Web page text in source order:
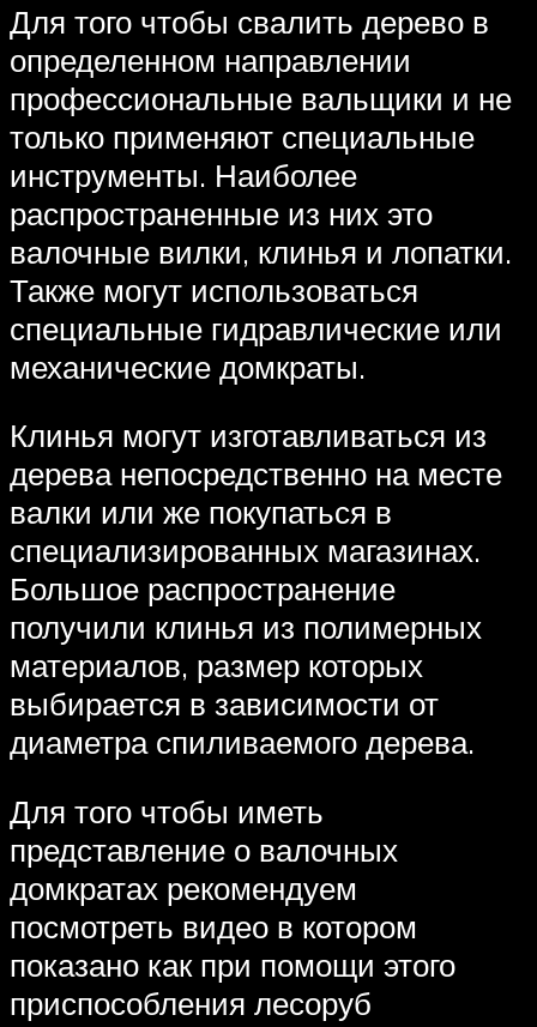
Для того чтобы свалить дерево в
определенном направлении
профессиональные вальщики и не
только применяют специальные
инструменты. Наиболее
распространенные из них это
валочные вилки, клинья и лопатки.
Также могут использоваться
специальные гидравлические или
механические домкраты.
Клинья могут изготавливаться из
дерева непосредственно на месте
валки или же покупаться в
специализированных магазинах.
Большое распространение
получили клинья из полимерных
материалов, размер которых
выбирается в зависимости от
диаметра спиливаемого дерева.
Для того чтобы иметь
представление о валочных
домкратах рекомендуем
посмотреть видео в котором
показано как при помощи этого
приспособления лесоруб